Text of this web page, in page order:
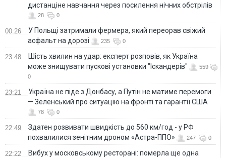
дистанціне навчання через посилення нічних обстрілів
28 0
00:26
У Польщі затримали фермера, який переорав свіжий
асфальт на дорозі
235 0
23:48
Шість хвилин на удар: експерт розповів, як Україна
може знищувати пускові установки "Іскандерів"
559
0
23:21
Україна не піде з Донбасу, а Путін не матиме перемоги
— Зеленський про ситуацію на фронті та гарантії США
78 0
22:49
Здатен розвивати швидкість до 560 км/год - у РФ
похвалилися зенітним дроном «Астра-ППО»
247 0
22:22
Вибух у московському ресторані: померла ще одна